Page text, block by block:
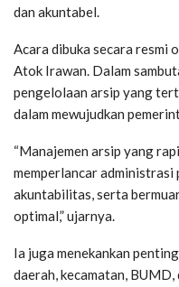
dan akuntabel.
Acara dibuka secara resmi
Atok Irawan. Dalam
pengelolaan arsip yang
dalam mewujudkan
“Manajemen arsip yang
memperlancar administrasi
akuntabilitas, serta
optimal,” ujarnya.
Ia juga menekankan
daerah, kecamatan,